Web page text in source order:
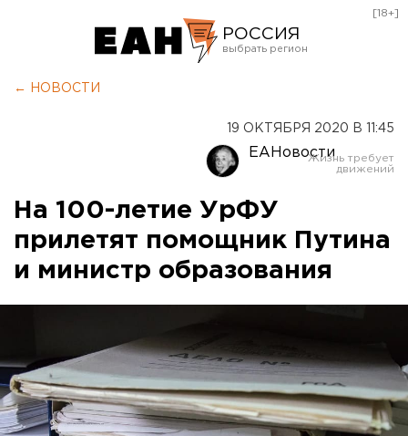
РОССИЯ
Оренбург
[18+]
← НОВОСТИ
19 ОКТЯБРЯ 2020 В 11:45
ЕАНовости
На 100-летие УрФУ
прилетят помощник Путина
и министр образования